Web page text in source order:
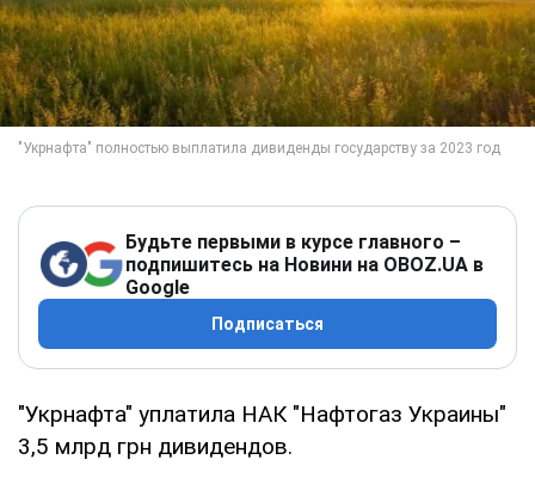
Будьте первыми в курсе главного –
подпишитесь на Новини на OBOZ.UA в
Google
Подписаться
"Укрнафта" уплатила НАК "Нафтогаз Украины"
3,5 млрд грн дивидендов.